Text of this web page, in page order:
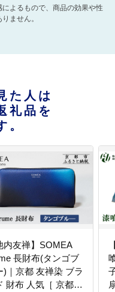
よるもので、商品の効果や性
ません。
た人は
礼品を
。
内友禅】SOMEA
長財布(タンゴブ
)｜京都 友禅染 ブラ
財布 人気［ 京都